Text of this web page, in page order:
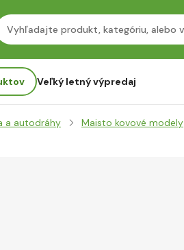
Veľký letný výpredaj
a autodráhy Maisto kovové modely